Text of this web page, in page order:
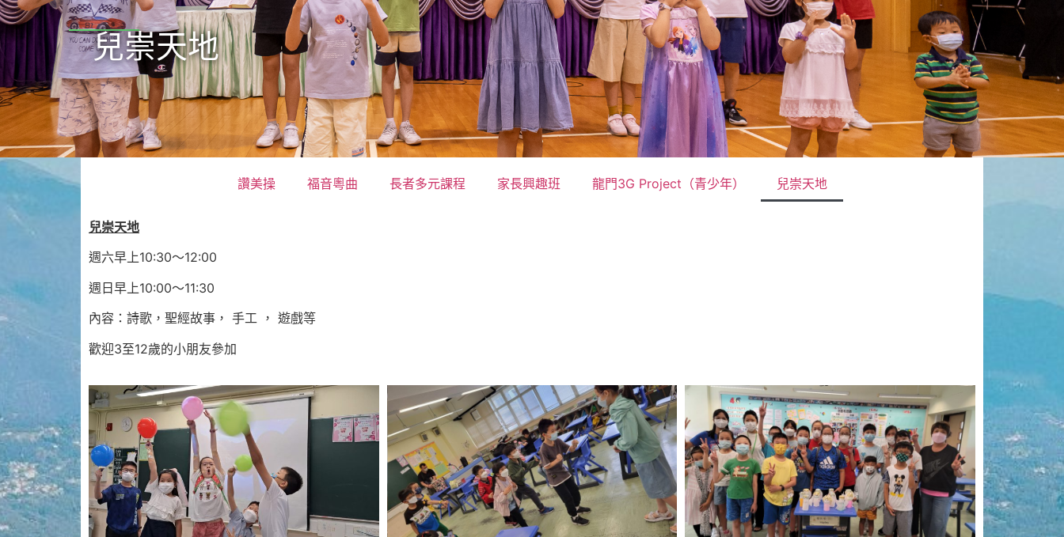
兒崇天地
讚美操 福音粵曲 長者多元課程 家長興趣班 龍門3G Project（青少年） 兒崇天地
兒崇天地
週六早上10:30～12:00
週日早上10:00～11:30
內容：詩歌，聖經故事， 手工 ， 遊戲等
歡迎3至12歲的小朋友參加